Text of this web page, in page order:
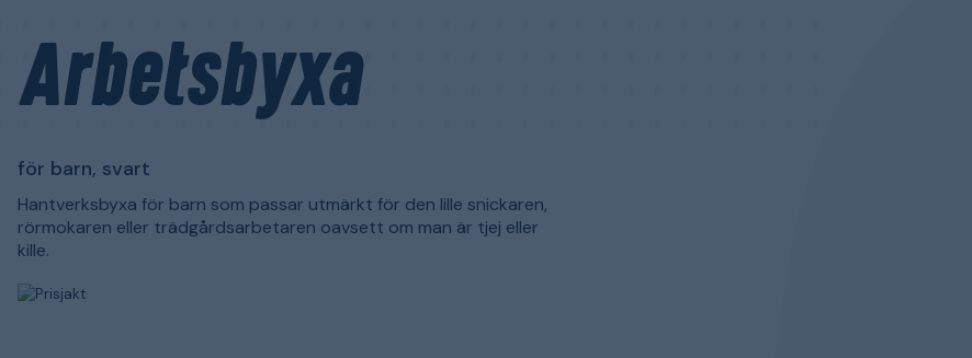
Arbetsbyxa
för barn, svart
Hantverksbyxa för barn som passar utmärkt för den lille snickaren,
rörmokaren eller trädgårdsarbetaren oavsett om man är tjej eller
kille.